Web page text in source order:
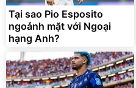
Tại sao Pio Esposito
ngoảnh mặt với Ngoại
hạng Anh?